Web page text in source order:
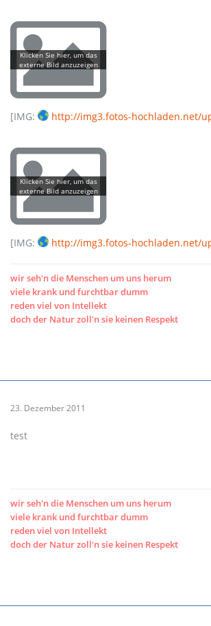
[IMG: http://img3.fotos-hochladen.net/
[IMG: http://img3.fotos-hochladen.net/
wir seh'n die Menschen um uns herum
viele krank und furchtbar dumm
reden viel von Intellekt
doch der Natur zoll'n sie keinen Respekt
23. Dezember 2011
test
wir seh'n die Menschen um uns herum
viele krank und furchtbar dumm
reden viel von Intellekt
doch der Natur zoll'n sie keinen Respekt